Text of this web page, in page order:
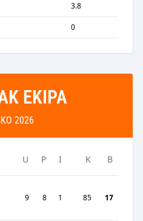
3.8
0
EKIPA
2026
U P I K B
9 8 1 85 17